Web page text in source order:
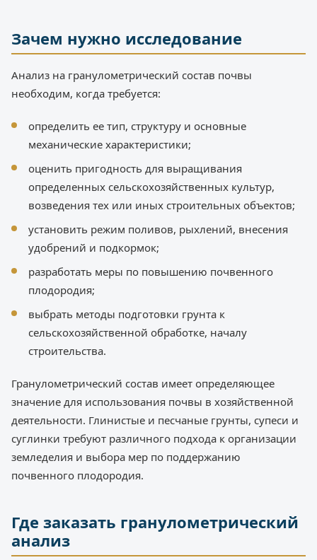
Зачем нужно исследование
Анализ на гранулометрический состав почвы
необходим, когда требуется:
определить ее тип, структуру и основные
механические характеристики;
оценить пригодность для выращивания
определенных сельскохозяйственных культур,
возведения тех или иных строительных объектов;
установить режим поливов, рыхлений, внесения
удобрений и подкормок;
разработать меры по повышению почвенного
плодородия;
выбрать методы подготовки грунта к
сельскохозяйственной обработке, началу
строительства.
Гранулометрический состав имеет определяющее
значение для использования почвы в хозяйственной
деятельности. Глинистые и песчаные грунты, супеси и
суглинки требуют различного подхода к организации
земледелия и выбора мер по поддержанию
почвенного плодородия.
Где заказать гранулометрический
анализ